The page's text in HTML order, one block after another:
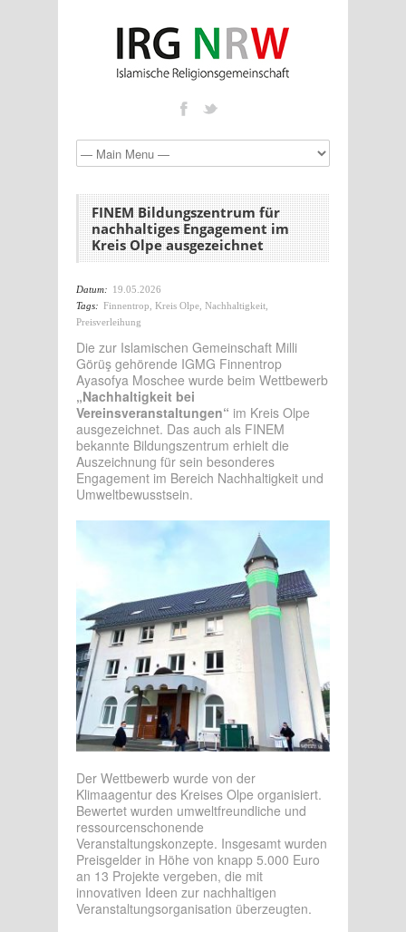
FINEM Bildungszentrum für
nachhaltiges Engagement im
Kreis Olpe ausgezeichnet
Datum: 19.05.2026
Tags: Finnentrop Kreis Olpe Nachhaltigkeit
Preisverleihung
Die zur Islamischen Gemeinschaft Milli
Görüş gehörende IGMG Finnentrop
Ayasofya Moschee wurde beim Wettbewerb
„Nachhaltigkeit bei
Vereinsveranstaltungen“ im Kreis Olpe
ausgezeichnet. Das auch als FINEM
bekannte Bildungszentrum erhielt die
Auszeichnung für sein besonderes
Engagement im Bereich Nachhaltigkeit und
Umweltbewusstsein.
Der Wettbewerb wurde von der
Klimaagentur des Kreises Olpe organisiert.
Bewertet wurden umweltfreundliche und
ressourcenschonende
Veranstaltungskonzepte. Insgesamt wurden
Preisgelder in Höhe von knapp 5.000 Euro
an 13 Projekte vergeben, die mit
innovativen Ideen zur nachhaltigen
Veranstaltungsorganisation überzeugten.